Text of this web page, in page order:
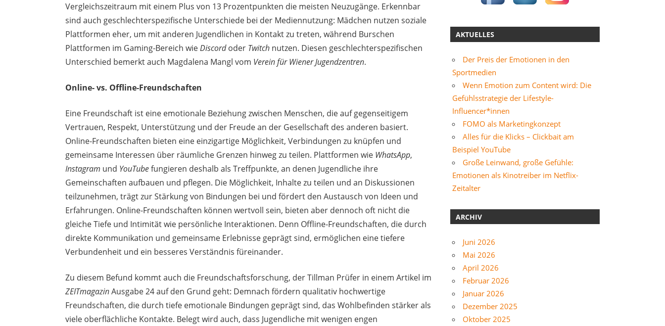
Vergleichszeitraum mit einem Plus von 13 Prozentpunkten die meisten Neuzugänge. Erkennbar
sind auch geschlechterspezifische Unterschiede bei der Mediennutzung: Mädchen nutzen soziale
Plattformen eher, um mit anderen Jugendlichen in Kontakt zu treten, während Burschen
Plattformen im Gaming-Bereich wieDiscordoder Twitch nutzen. Diesen geschlechterspezifischen
Unterschied bemerkt auch Magdalena Mangl vom Verein für Wiener Jugendzentren.
Online- vs. Offline-Freundschaften
Eine Freundschaft ist eine emotionale Beziehung zwischen Menschen, die auf gegenseitigem
Vertrauen, Respekt, Unterstützung und der Freude an der Gesellschaft des anderen basiert.
Online-Freundschaften bieten eine einzigartige Möglichkeit, Verbindungen zu knüpfen und
gemeinsame Interessen über räumliche Grenzen hinweg zu teilen. Plattformen wie WhatsApp,
Instagram und YouTubefungieren deshalb als Treffpunkte, an denen Jugendliche ihre
Gemeinschaften aufbauen und pflegen. Die Möglichkeit, Inhalte zu teilen und an Diskussionen
teilzunehmen, trägt zur Stärkung von Bindungen bei und fördert den Austausch von Ideen und
Erfahrungen. Online-Freundschaften können wertvoll sein, bieten aber dennoch oft nicht die
gleiche Tiefe und Intimität wie persönliche Interaktionen. Denn Offline-Freundschaften, die durch
direkte Kommunikation und gemeinsame Erlebnisse geprägt sind, ermöglichen eine tiefere
Verbundenheit und ein besseres Verständnis füreinander.
Zu diesem Befund kommt auch die Freundschaftsforschung, der Tillman Prüfer in einem Artikel im
ZEITmagazinAusgabe 24 auf den Grund geht: Demnach fördern qualitativ hochwertige
Freundschaften, die durch tiefe emotionale Bindungen geprägt sind, das Wohlbefinden stärker als
viele oberflächliche Kontakte. Belegt wird auch, dass Jugendliche mit wenigen engen
AKTUELLES
Der Preis der Emotionen in den
Sportmedien
Wenn Emotion zum Content wird: Die
Gefühlsstrategie der Lifestyle-
Influencer*innen
FOMO als Marketingkonzept
Alles für die Klicks – Clickbait am
Beispiel YouTube
Große Leinwand, große Gefühle:
Emotionen als Kinotreiber im Netflix-
Zeitalter
ARCHIV
Juni 2026
Mai 2026
April 2026
Februar 2026
Januar 2026
Dezember 2025
Oktober 2025